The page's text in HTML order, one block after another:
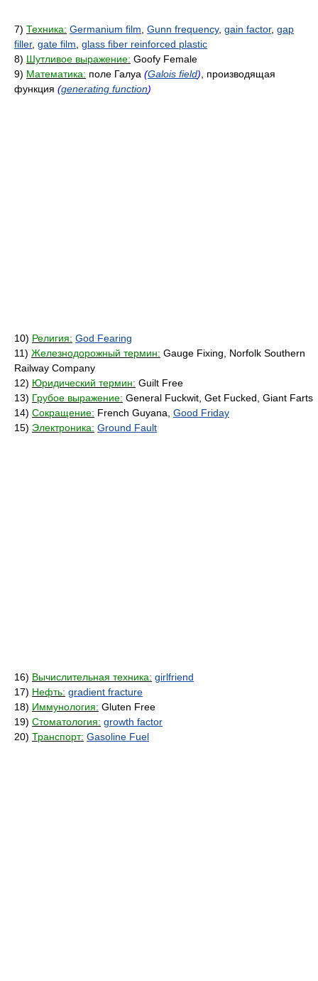
7) Техника: Germanium film Gunn frequency, gain factor, gap
filler, gate film glass fiber reinforced plastic
8) Шутливое выражение: Goofy Female
9) Математика: поле Галуа (Galois field) , производящая
функция (generating function)
10) Религия: God Fearing
11) Железнодорожный термин: Gauge Fixing, Norfolk Southern
Railway Company
12) Юридический термин: Guilt Free
13) Грубое выражение: General Fuckwit, Get Fucked, Giant Farts
14) Сокращение: French Guyana, Good Friday
15) Электроника: Ground Fault
16) Вычислительная техника: girlfriend
17) Нефть: gradient fracture
18) Иммунология: Gluten Free
19) Стоматология: growth factor
20) Транспорт: Gasoline Fuel